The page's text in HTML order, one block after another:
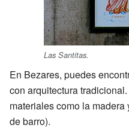
Las Santitas.
En Bezares, puedes
con arquitectura
materiales como la madera
de barro).